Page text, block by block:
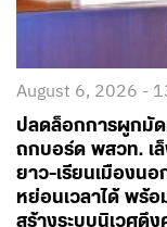
ปลดล็อกการผูกมัด
ถกบอร์ด พสวท. เ
ยาว-เรียนเมืองนอ
หย่อนเวลาได้ พร้อ
สร้างระบบนิเวศดึ
ลุ้นดันให้มีผลย้อน
อ่านต่อ